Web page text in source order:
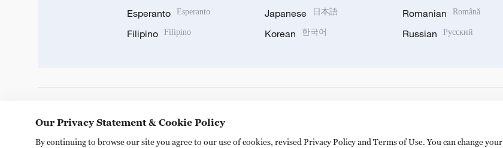
Esperanto Esperanto
Filipino Filipino
Japanese 日本語
Korean 한국어
Romanian Română
Russian Русский
Our Privacy Statement & Cookie Policy
By continuing to browse our site you agree to our use of cookies, revised Privacy Policy and Terms of Use. You can change your